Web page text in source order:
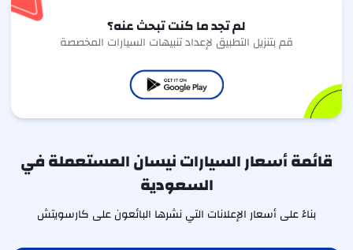
لم تجد ما كنت تبحث عنه؟
قم بتنزيل التطبيق لإعداد تنبيهات السيارات المخصصة
قائمة أسعار السيارات نيسان المستعملة في
السعودية
بناءً على أسعار الإعلانات التي نشرها البائعون على كارسويتش